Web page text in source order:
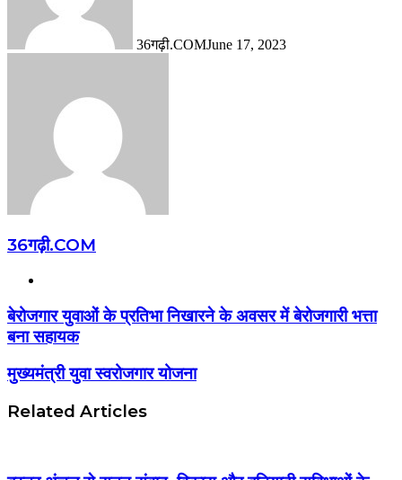
36गढ़ी.COMJune 17, 2023
36गढ़ी.COM
बेरोजगार युवाओं के प्रतिभा निखारने के अवसर में बेरोजगारी भत्ता
बना सहायक
मुख्यमंत्री युवा स्वरोजगार योजना
Related Articles